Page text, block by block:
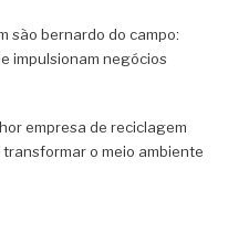
são bernardo do campo:
impulsionam negócios
empresa de reciclagem
o meio ambiente